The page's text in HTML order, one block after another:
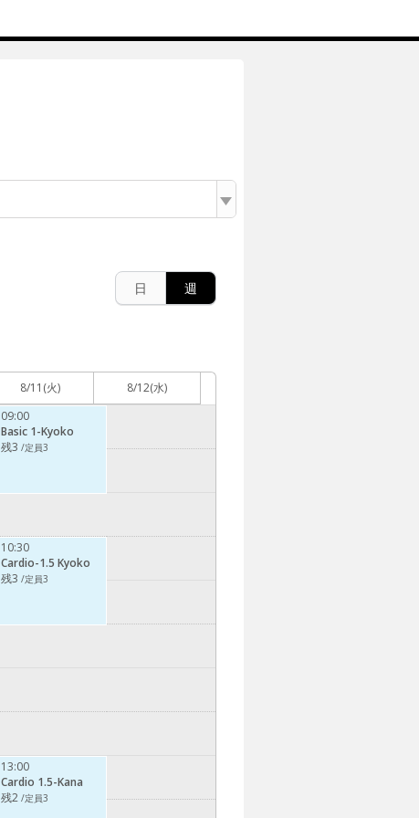
日
週
8/11 (火) 8/12(水)
09:00
Basic 1-Kyoko
残3 /定員3
10:30
Cardio-1.5 Kyoko
残3 /定員3
13:00
Cardio 1.5-Kana
残2 /定員3